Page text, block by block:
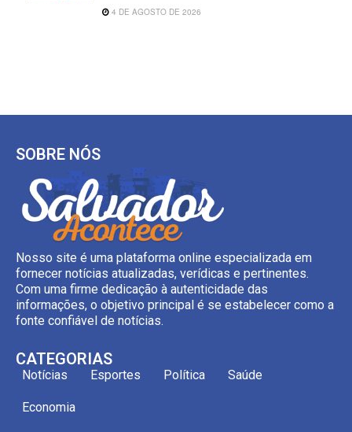
4 DE AGOSTO DE 2026
SOBRE NÓS
Nosso site é uma plataforma online especializada em
fornecer notícias atualizadas, verídicas e pertinentes.
Com uma firme dedicação à autenticidade das
informações, o objetivo principal é se estabelecer como a
fonte confiável de notícias.
CATEGORIAS
Notícias Esportes Política Saúde
Economia